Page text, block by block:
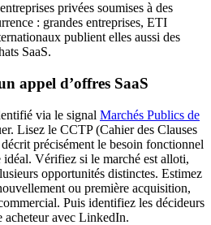
privées soumises à des
: grandes entreprises, ETI
publient elles aussi des
SaaS.
appel d’offres SaaS
via le signal Marchés Publics de
Lisez le CCTP (Cahier des Clauses
précisément le besoin fonctionnel
Vérifiez si le marché est alloti,
opportunités distinctes. Estimez
ou première acquisition,
Puis identifiez les décideurs
acheteur avec LinkedIn.